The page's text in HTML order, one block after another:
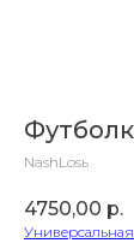
NashLosь
4750,00 р.